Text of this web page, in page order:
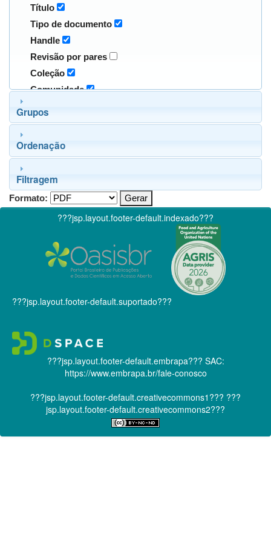
Título
Tipo de documento
Handle
Revisão por pares
Coleção
Comunidade
Grupos
Ordenação
Filtragem
Formato:
???jsp.layout.footer-default.indexado???
???jsp.layout.footer-default.suportado???
???jsp.layout.footer-default.embrapa??? SAC:
https://www.embrapa.br/fale-conosco
???jsp.layout.footer-default.creativecommons1??? ???
jsp.layout.footer-default.creativecommons2???